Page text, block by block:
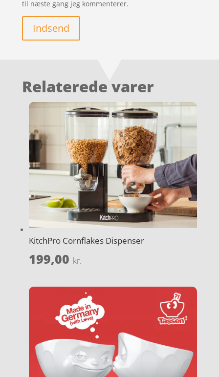
til næste gang jeg kommenterer.
Indsend
Relaterede varer
KitchPro Cornflakes Dispenser
199,00 kr.